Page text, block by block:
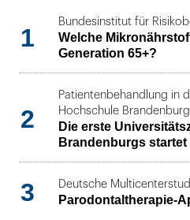
1
Bundesinstitut für
Welche
Generation 65+?
2
Patientenbehandlung in
Hochschule Brandenburg
Die erste
Brandenburgs
3 Deutsche
Parodontaltherapie-